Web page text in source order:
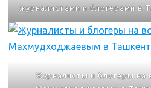
журналистами и блогерами в
Журналисты и блогеры на